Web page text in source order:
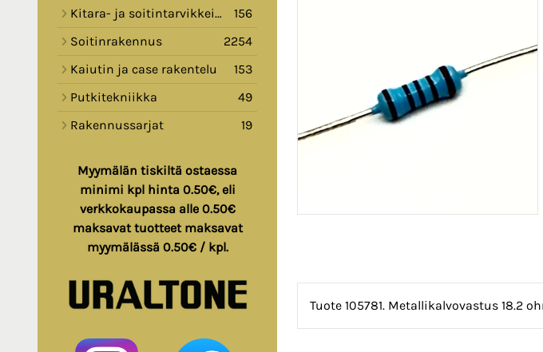
Kitara- ja soitintarvikkeita
156
Soitinrakennus
2254
Kaiutin ja case rakentelu
153
Putkitekniikka
49
Rakennussarjat
19
Myymälän tiskiltä ostaessa
minimi kpl hinta 0.50€, eli
verkkokaupassa alle 0.50€
maksavat tuotteet maksavat
myymälässä 0.50€ / kpl.
Tuote 105781. Metallikalvovastus 18.2